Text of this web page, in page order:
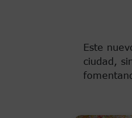
Este
ciudad,